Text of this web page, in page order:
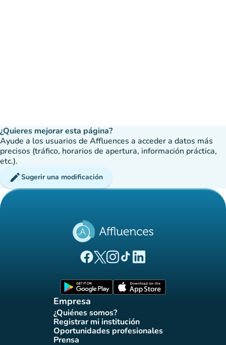
¿Quieres mejorar esta página?
Ayude a los usuarios de Affluences a acceder a datos más
precisos (tráfico, horarios de apertura, información práctica,
etc.).
editSugerir una modificación
(nueva pestaña)
(nueva pestaña)
(nueva pestaña)
(nueva pestaña)
(nueva pestaña)
Empresa
¿Quiénes somos?
(nueva pestaña)
Registrar mi institución
(nueva pestaña)
Oportunidades profesionales
(nueva pestaña)
Prensa